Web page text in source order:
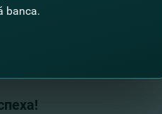
, и наши специалисты помогут
banca.